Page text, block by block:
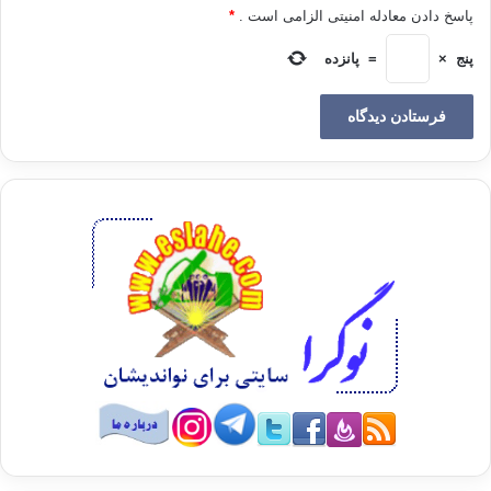
می شود . در درس تاریخ ، تاریخ اسلامی از زاویه نزاع ها ، جنگ ها و تغییر دولت
و کشورها بررسی می شود ، و به جوانب تمدنی و فرهنگی تاریخ اسلام بی
توجهی شده است
. همچنین وقایع تاریخی نیز با استناد به کتاب های مستشرقان و به صورتی
تحریف شده
تأکید بر جوانب عقیدتی و اخلاقی اسلام با اتکا به حفظ و به خاطر سپردن است .
منظومه ی دینداری در آموزش های مصر به عنوان منظومه ای ناتوان از ایجاد
، آزادی و متفکری است که خواههان مشارکت است و مصلحت جامعه را بر
مصلحت فرد مقدم
می دارد ، با درد جامعه زندگی می کند و با آن به نحوی مثبت برخورد می کند ،
ی دفاع از کرامت خود است ، و در برابر ظلم اجتماعی می ایستد . بر عکس
آموزشی در مدارس مصر فضای اطاعت است . معلم در این فضا به تلقین و
محصل می پردازد . گفت و گوی دموکراتیک یا تبادل آراء از این فضا غایب است ،
پاسخ دادن معادله امنیتی الزامی است . *
پنج ×
= پانزده